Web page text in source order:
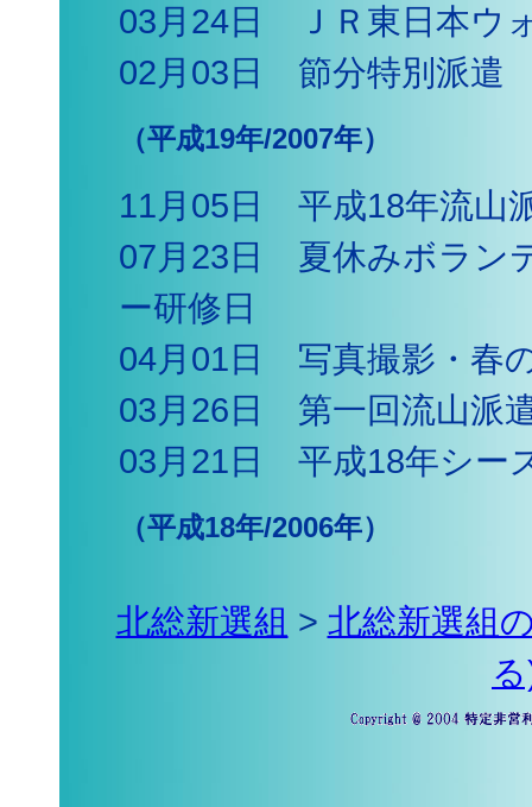
03月24日 ＪＲ東日本ウ
02月03日 節分特別派遣
（平成19年/2007年）
11月05日 平成18年流山
07月23日 夏休みボラン
ー研修日
04月01日 写真撮影・春
03月26日 第一回流山派
03月21日 平成18年シー
（平成18年/2006年）
北総新選組 > 北総新選組